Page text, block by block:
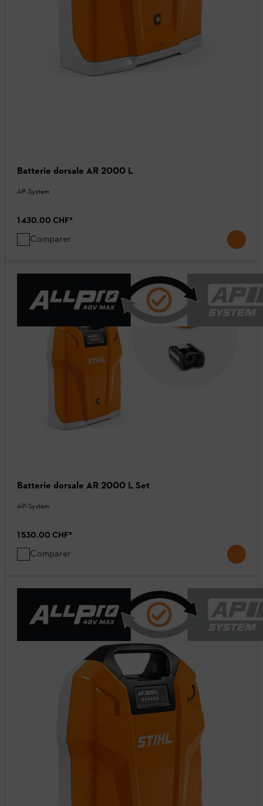
Batterie dorsale AR 2000 L
AP-System
1 430.00 CHF*
Comparer
Batterie dorsale AR 2000 L Set
AP-System
1 530.00 CHF*
Comparer